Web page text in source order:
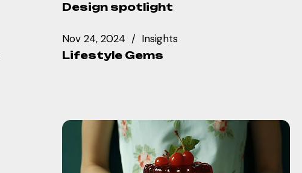
Design spotlight
Nov 24, 2024 Insights
Lifestyle Gems